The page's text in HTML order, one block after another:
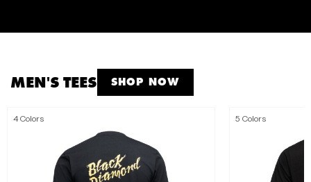
MEN'S TEES SHOP NOW
4 Colors 5 Colors